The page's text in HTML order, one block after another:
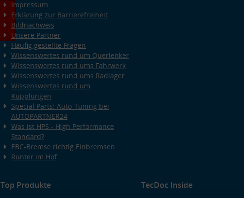
Impressum
Erklärung zur Barrierefreiheit
Bildnachweis
Unsere Partner
Häufig gestellte Fragen
Wissenswertes rund um Querlenker
Wissenswertes rund ums Fahrwerk
Wissenswertes rund ums Radlager
Wissenswertes rund um
Kupplungen
Special Parts: Auto-Tuning bei
AUTOPARTNER24
Was ist HPS - High Performance
Standard?
EBC-Bremse richtig Einbremsen
Runter im Hof
Top Produkte TecDoc Inside